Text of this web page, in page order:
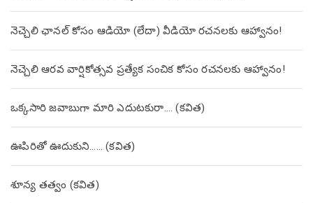
నెచ్చెలి ఛానల్ కోసం ఆడియో (లేదా) వీడియో రచనలకు ఆహ్వానం!
నెచ్చెలి ఆరవ వార్షికోత్సవ ప్రత్యేక సంచిక కోసం రచనలకు ఆహ్వానం!
ఒక్కసారి జవాబుగా మారి ఎదుటకురా…. (కవిత)
ఊపిరితో ఊదుకుని…… (కవిత)
శూన్య తత్వం (కవిత)